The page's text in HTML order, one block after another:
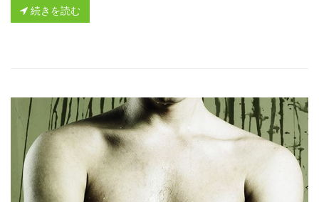
続きを読む